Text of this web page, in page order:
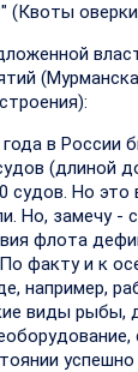
(Квоты
в
(длиной
судов. Но это
Но, замечу -
флота
факту и к
например,
виды